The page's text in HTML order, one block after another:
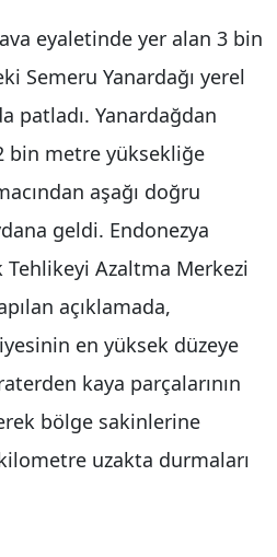
eyaletinde yer alan 3 bin
Semeru Yanardağı yerel
patladı. Yanardağdan
bin metre yüksekliğe
aşağı doğru
geldi. Endonezya
Azaltma Merkezi
açıklamada,
en yüksek düzeye
kaya parçalarının
bölge sakinlerine
uzakta durmaları